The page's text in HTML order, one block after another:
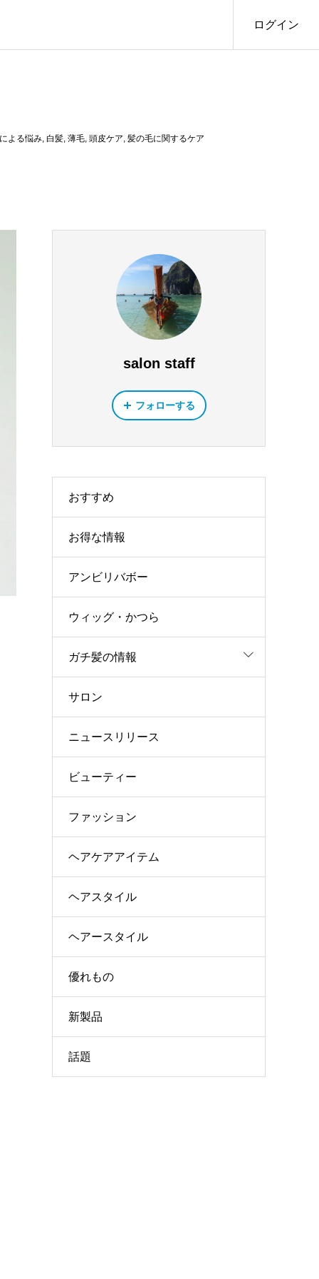
ログイン
よる悩み, 白髪, 薄毛, 頭皮ケア, 髪の毛に関するケア
salon staff
フォローする
おすすめ
お得な情報
アンビリバボー
ウィッグ・かつら
ガチ髪の情報
サロン
ニュースリリース
ビューティー
ファッション
ヘアケアアイテム
ヘアスタイル
ヘアースタイル
優れもの
新製品
話題